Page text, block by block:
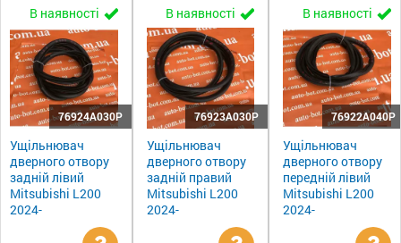
В наявності
76924A030P
Ущільнювач
дверного отвору
задній лівий
Mitsubishi L200
2024-
В наявності
76923A030P
Ущільнювач
дверного отвору
задній правий
Mitsubishi L200
2024-
В наявності
76922A040P
Ущільнювач
дверного отвору
передній лівий
Mitsubishi L200
2024-